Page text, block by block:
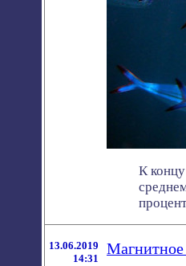
К
13.06.2019
14:31
Магнитное